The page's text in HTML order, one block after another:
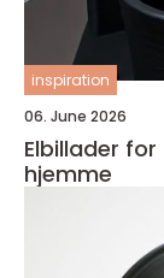
inspiration
06. June 2026
Elbillader
hjemme